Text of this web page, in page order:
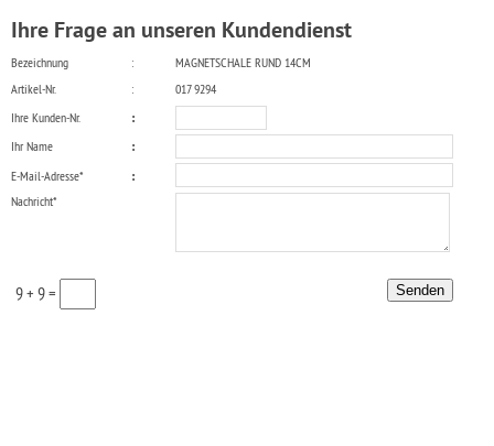
Ihre Frage an unseren Kundendienst
Bezeichnung :
MAGNETSCHALE RUND 14CM
Artikel-Nr.
:
017 9294
Ihre Kunden-Nr.
:
Ihr Name
:
E-Mail-Adresse*
:
Nachricht*
9 + 9 =